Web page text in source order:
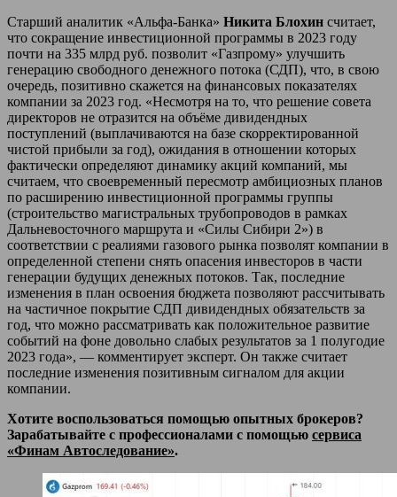
Старший аналитик «Альфа-Банка» Никита Блохин считает,
что сокращение инвестиционной программы в 2023 году
почти на 335 млрд руб. позволит «Газпрому» улучшить
генерацию свободного денежного потока (СДП), что, в свою
очередь, позитивно скажется на финансовых показателях
компании за 2023 год. «Несмотря на то, что решение совета
директоров не отразится на объёме дивидендных
поступлений (выплачиваются на базе скорректированной
чистой прибыли за год), ожидания в отношении которых
фактически определяют динамику акций компаний, мы
считаем, что своевременный пересмотр амбициозных планов
по расширению инвестиционной программы группы
(строительство магистральных трубопроводов в рамках
Дальневосточного маршрута и «Силы Сибири 2») в
соответствии с реалиями газового рынка позволят компании в
определенной степени снять опасения инвесторов в части
генерации будущих денежных потоков. Так, последние
изменения в план освоения бюджета позволяют рассчитывать
на частичное покрытие СДП дивидендных обязательств за
год, что можно рассматривать как положительное развитие
событий на фоне довольно слабых результатов за 1 полугодие
2023 года», — комментирует эксперт. Он также считает
последние изменения позитивным сигналом для акции
компании.
Хотите воспользоваться помощью опытных брокеров?
Зарабатывайте с профессионалами с помощью сервиса
«Финам Автоследование».